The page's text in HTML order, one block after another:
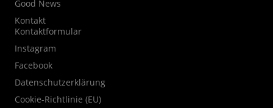
Good News
Kontakt
Kontaktformular
Instagram
Facebook
Datenschutzerklärung
Cookie-Richtlinie (EU)